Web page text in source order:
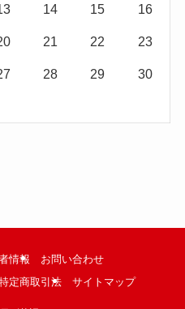
14 15 16
21 22 23
28 29 30
情報
お問い合わせ
定商取引法 サイトマップ